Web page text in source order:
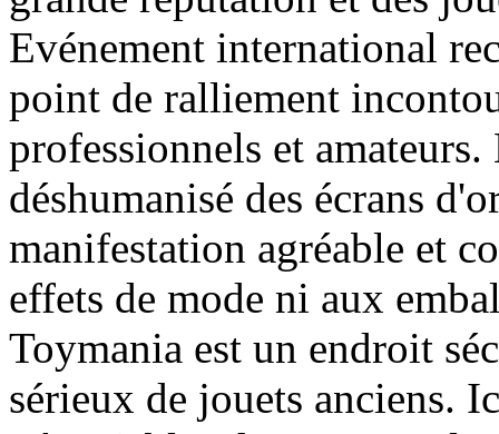
Evénement international
point de ralliement
professionnels et
déshumanisé des écrans
manifestation agréable et
effets de mode ni aux
Toymania est un endroit
sérieux de jouets anciens.